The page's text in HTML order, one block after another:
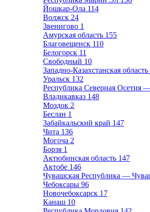
Йошкар-Ола 114
Волжск 24
Звенигово 1
Амурская область 155
Благовещенск 110
Белогорск 11
Свободный 10
Западно-Казахстанская область
Уральск 132
Республика Северная Осетия
Владикавказ 148
Моздок 2
Беслан 1
Забайкальский край 147
Чита 136
Могоча 2
Борзя 1
Актюбинская область 147
Актобе 146
Чувашская Республика —
Чебоксары 96
Новочебоксарск 17
Канаш 10